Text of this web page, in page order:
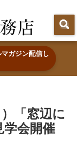
ガジン配信し
「窓辺に
学会開催